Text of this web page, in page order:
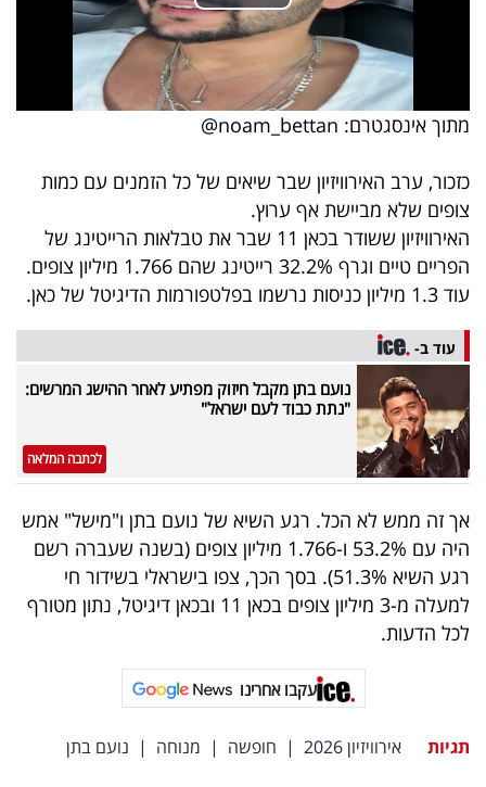
מתוך אינסגטרם: noam_bettan@
כזכור, ערב האירוויזיון שבר שיאים של כל הזמנים עם כמות
צופים שלא מביישת אף ערוץ.
האירוויזיון ששודר בכאן 11 שבר את טבלאות הרייטינג של
הפריים טיים וגרף 32.2% רייטינג שהם 1.766 מיליון צופים.
עוד 1.3 מיליון כניסות נרשמו בפלטפורמות הדיגיטל של כאן.
עוד ב-
נועם בתן מקבל חיזוק מפתיע לאחר ההישג המרשים:
"נתת כבוד לעם ישראל"
לכתבה המלאה
אך זה ממש לא הכל. רגע השיא של נועם בתן ו"מישל" אמש
היה עם 53.2% ו-1.766 מיליון צופים (בשנה שעברה רשם
רגע השיא 51.3%). בסך הכך, צפו בישראלי בשידור חי
למעלה מ-3 מיליון צופים בכאן 11 ובכאן דיגיטל, נתון מטורף
לכל הדעות.
עקבו אחרינו
תגיות אירוויזיון 2026 | חופשה | מנוחה | נועם בתן